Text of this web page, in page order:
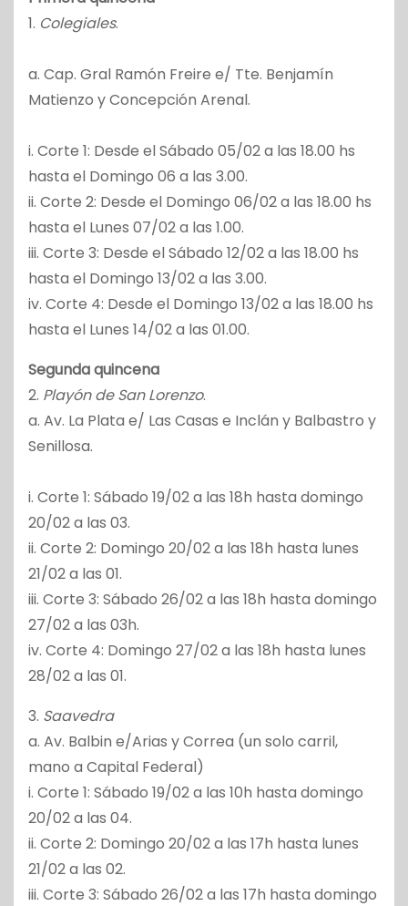
1. Colegiales.
a. Cap. Gral Ramón Freire e/ Tte. Benjamín
Matienzo y Concepción Arenal.
i. Corte 1: Desde el Sábado 05/02 a las 18.00 hs
hasta el Domingo 06 a las 3.00.
ii. Corte 2: Desde el Domingo 06/02 a las 18.00 hs
hasta el Lunes 07/02 a las 1.00.
iii. Corte 3: Desde el Sábado 12/02 a las 18.00 hs
hasta el Domingo 13/02 a las 3.00.
iv. Corte 4: Desde el Domingo 13/02 a las 18.00 hs
hasta el Lunes 14/02 a las 01.00.
Segunda quincena
2. Playón de San Lorenzo.
a. Av. La Plata e/ Las Casas e Inclán y Balbastro y
Senillosa.
i. Corte 1: Sábado 19/02 a las 18h hasta domingo
20/02 a las 03.
ii. Corte 2: Domingo 20/02 a las 18h hasta lunes
21/02 a las 01.
iii. Corte 3: Sábado 26/02 a las 18h hasta domingo
27/02 a las 03h.
iv. Corte 4: Domingo 27/02 a las 18h hasta lunes
28/02 a las 01.
3. Saavedra
a. Av. Balbin e/Arias y Correa (un solo carril,
mano a Capital Federal)
i. Corte 1: Sábado 19/02 a las 10h hasta domingo
20/02 a las 04.
ii. Corte 2: Domingo 20/02 a las 17h hasta lunes
21/02 a las 02.
iii. Corte 3: Sábado 26/02 a las 17h hasta domingo